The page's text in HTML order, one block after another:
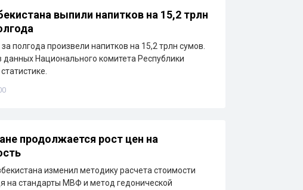
выпили напитков на 15,2 трлн
полгода произвели напитков на 15,2 трлн сумов.
данных Национального комитета Республики
продолжается рост цен на
изменил методику расчета стоимости
на стандарты МВФ и метод гедонической